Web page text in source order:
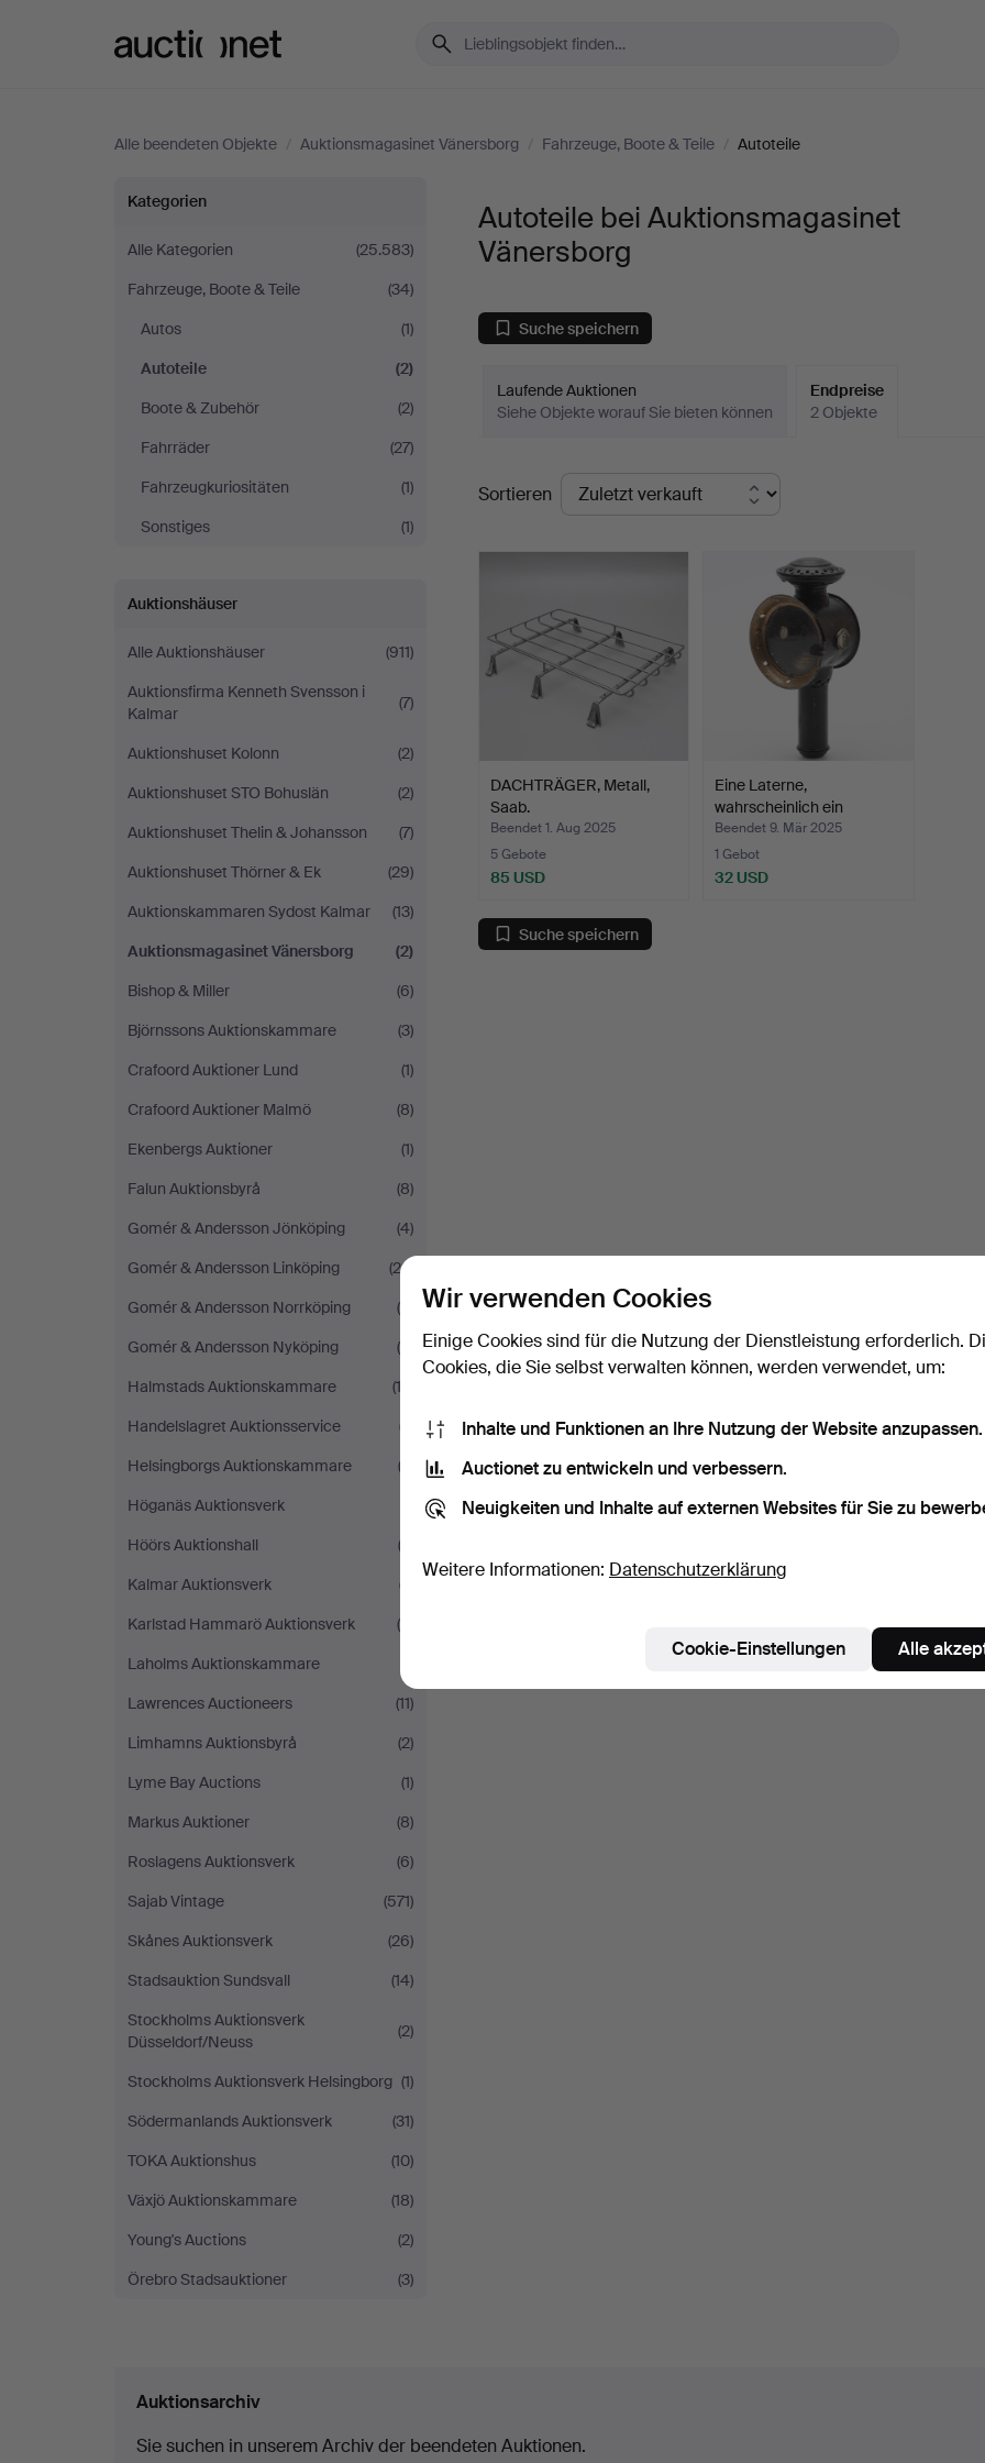
Alle beendeten Objekte / Auktionsmagasinet Vänersborg / Fahrzeuge, Boote & Teile / Autoteile
Autoteile
bei
Auktionsmagasinet
Vänersborg
Kategorien
Alle Kategorien
(25.583)
Fahrzeuge, Boote & Teile
(34)
Autos
(1)
Autoteile
(2)
Boote & Zubehör
(2)
Fahrräder
(27)
Fahrzeugkuriositäten
(1)
Sonstiges
(1)
Auktionshäuser
Alle Auktionshäuser
(911)
Auktionsfirma Kenneth Svensson i
Kalmar
(7)
Auktionshuset Kolonn
(2)
Auktionshuset STO Bohuslän
(2)
Auktionshuset Thelin & Johansson
(7)
Auktionshuset Thörner & Ek
(29)
Auktionskammaren Sydost Kalmar
(13)
Auktionsmagasinet Vänersborg
(2)
Bishop & Miller
(6)
Björnssons Auktionskammare
(3)
Crafoord Auktioner Lund
(1)
Crafoord Auktioner Malmö
(8)
Ekenbergs Auktioner
(1)
Falun Auktionsbyrå
(8)
Gomér & Andersson Jönköping
(4)
Gomér & Andersson Linköping
(22)
Gomér & Andersson Norrköping
(9)
Gomér & Andersson Nyköping
(9)
Halmstads Auktionskammare
(12)
Handelslagret Auktionsservice
(7)
Helsingborgs Auktionskammare
(2)
Höganäs Auktionsverk
Höörs Auktionshall
(2)
Kalmar Auktionsverk
(7)
Karlstad Hammarö Auktionsverk
(5)
Laholms Auktionskammare
Lawrences Auctioneers
(11)
Limhamns Auktionsbyrå
(2)
Lyme Bay Auctions
(1)
Markus Auktioner
(8)
Roslagens Auktionsverk
(6)
Sajab Vintage
(571)
Skånes Auktionsverk
(26)
Stadsauktion Sundsvall
(14)
Stockholms Auktionsverk
Düsseldorf/Neuss
(2)
Stockholms Auktionsverk Helsingborg (1)
Södermanlands Auktionsverk
(31)
TOKA Auktionshus
(10)
Växjö Auktionskammare
(18)
Young's Auctions
(2)
Örebro Stadsauktioner
(3)
Autoteile bei Auktionsmagasinet
Vänersborg
Suche speichern
Laufende Auktionen
Siehe Objekte worauf Sie bieten können
Endpreise
2 Objekte
Endpreise
Sortieren
DACHTRÄGER, Metall,
Saab.
Beendet 1. Aug 2025
5 Gebote
85 USD
Eine Laterne,
wahrscheinlich ein
Metallaut…
Beendet 9. Mär 2025
1 Gebot
32 USD
Suche speichern
Auktionsarchiv
Sie suchen in unserem Archiv der beendeten Auktionen.
Wir verwenden Cookies
Einige Cookies sind für die Nutzung der Dienstleistung erforderlich.
Cookies, die Sie selbst verwalten können, werden verwendet, um:
Inhalte und Funktionen an Ihre Nutzung der Website anzupassen.
Auctionet zu entwickeln und verbessern.
Neuigkeiten und Inhalte auf externen Websites für Sie zu
Weitere Informationen: Datenschutzerklärung
Cookie-Einstellungen Alle